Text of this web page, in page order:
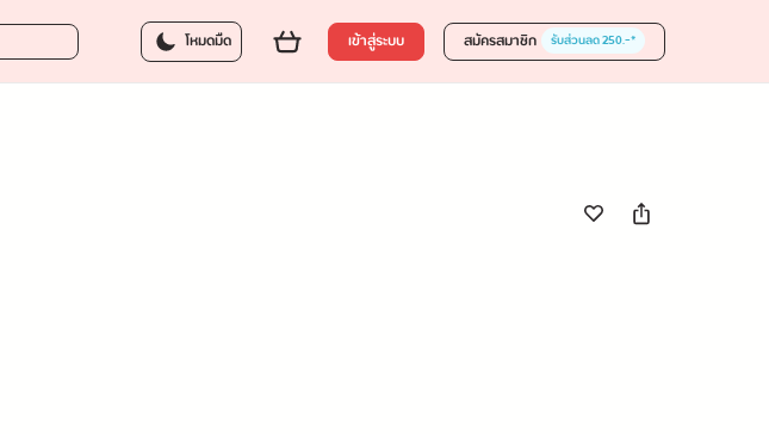
โหมดมืด เข้าสู่ระบบ สมัครสมาชิก รับส่วนลด 250.-*
178.75 บาท -35 % 275.00
ส่งของขวัญ ใส่ตะกร้า ซื้อเลย